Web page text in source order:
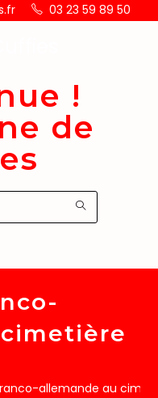
03 23 59 89 50
!
de
allemande au